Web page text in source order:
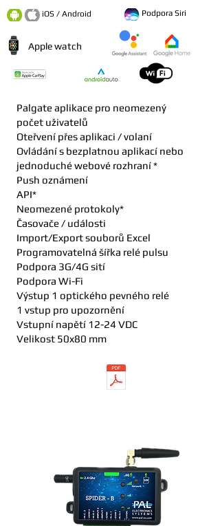
iOS / Android Podpora Siri
Apple watch
Palgate aplikace pro neomezený
počet uživatelů
Oteřvení přes aplikaci / volaní
Ovládání s bezplatnou aplikací nebo
jednoduché webové rozhraní *
Push oznámení
API*
Neomezené protokoly*
Časovače / události
Import/Export souborů Excel
Programovatelná šířka relé pulsu
Podpora 3G/4G sití
Podpora Wi-Fi
Výstup 1 optického pevného relé
1 vstup pro upozornění
Vstupní napětí 12-24 VDC
Velikost 50x80 mm